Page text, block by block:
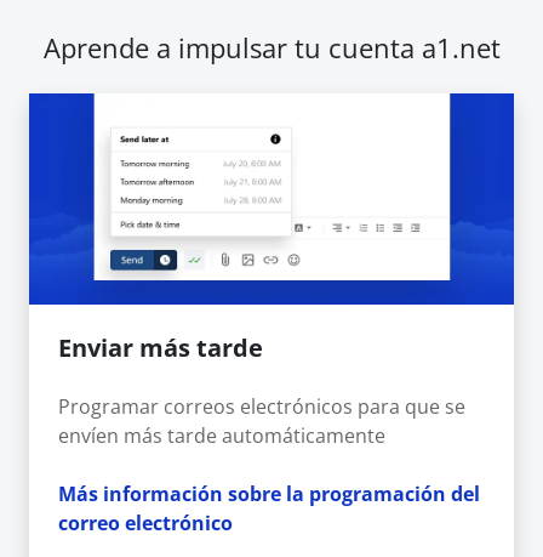
Aprende a impulsar tu cuenta a1.net
Enviar más tarde
Programar correos electrónicos para que se
envíen más tarde automáticamente
Más información sobre la programación del
correo electrónico